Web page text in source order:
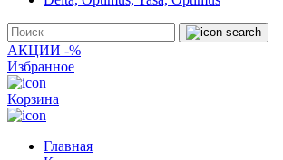
АКЦИИ -%
Избранное
Корзина
Главная